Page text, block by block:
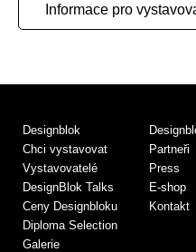
Informace pro
Designblok
Chci vystavovat
Vystavovatelé
DesignBlok Talks
Ceny Designbloku
Diploma Selection
Galerie
Partneři
Press
E-shop
Kontakt